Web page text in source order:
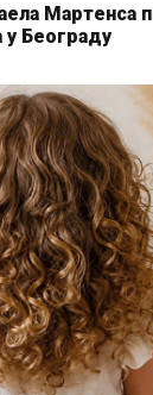
Мартенса
у Београду